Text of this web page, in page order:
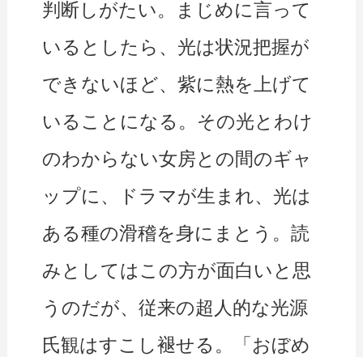
判断しがたい。まじめに言って
いるとしたら、光は状況把握が
できないほど、紫に熱を上げて
いることになる。その光とわけ
のわからない女房との間のギャ
ップに、ドラマが生まれ、光は
ある種の滑稽を身にまとう。読
みとしてはこの方が面白いと思
うのだが、従来の超人的な光源
氏観はすこし褪せる。「おぼめ